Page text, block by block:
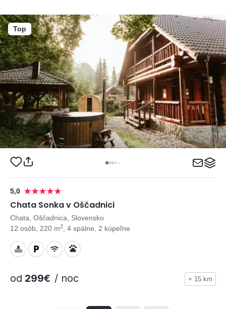
5,0
Chata Sonka v Oščadnici
Chata, Oščadnica, Slovensko
12 osôb, 220 m2 , 4 spálne, 2 kúpeľne
od 299€ / noc
Top
+ 15 km